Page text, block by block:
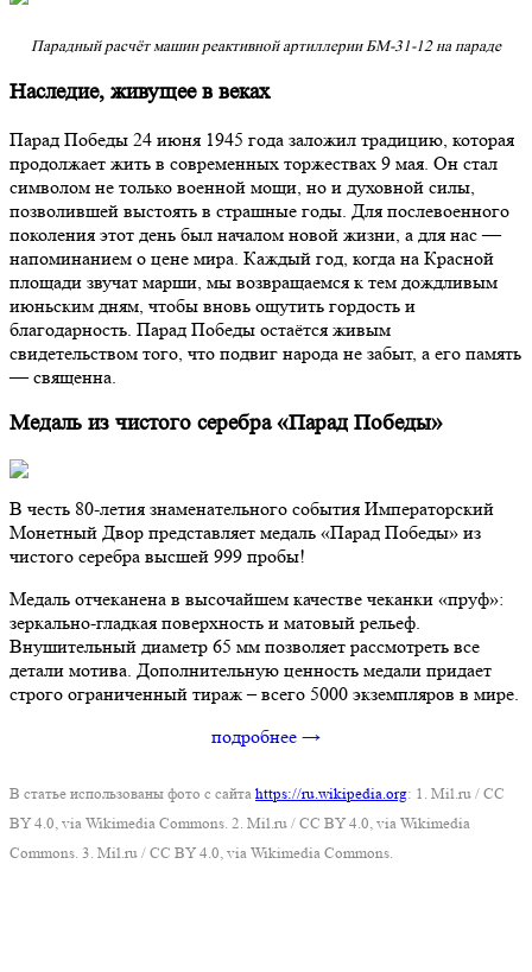
Парадный расчёт машин реактивной артиллерии БМ-31-12 на параде
Наследие, живущее в веках
Парад Победы 24 июня 1945 года заложил традицию, которая
продолжает жить в современных торжествах 9 мая. Он стал
символом не только военной мощи, но и духовной силы,
позволившей выстоять в страшные годы. Для послевоенного
поколения этот день был началом новой жизни, а для нас —
напоминанием о цене мира. Каждый год, когда на Красной
площади звучат марши, мы возвращаемся к тем дождливым
июньским дням, чтобы вновь ощутить гордость и
благодарность. Парад Победы остаётся живым
свидетельством того, что подвиг народа не забыт, а его память
— священна.
Медаль из чистого серебра «Парад Победы»
В честь 80-летия знаменательного события Императорский
Монетный Двор представляет медаль «Парад Победы» из
чистого серебра высшей 999 пробы!
Медаль отчеканена в высочайшем качестве чеканки «пруф»:
зеркально-гладкая поверхность и матовый рельеф.
Внушительный диаметр 65 мм позволяет рассмотреть все
детали мотива. Дополнительную ценность медали придает
строго ограниченный тираж – всего 5000 экземпляров в мире.
подробнее →
В статье использованы фото с сайта https://ru.wikipedia.org: 1. Mil.ru / CC
BY 4.0, via Wikimedia Commons. 2. Mil.ru / CC BY 4.0, via Wikimedia
Commons. 3. Mil.ru / CC BY 4.0, via Wikimedia Commons.